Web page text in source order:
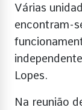
Várias
encontram-
Lopes.
Na reunião